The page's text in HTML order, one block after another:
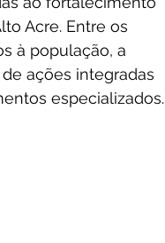
Acre. Entre os
à população, a
ações integradas
especializados.